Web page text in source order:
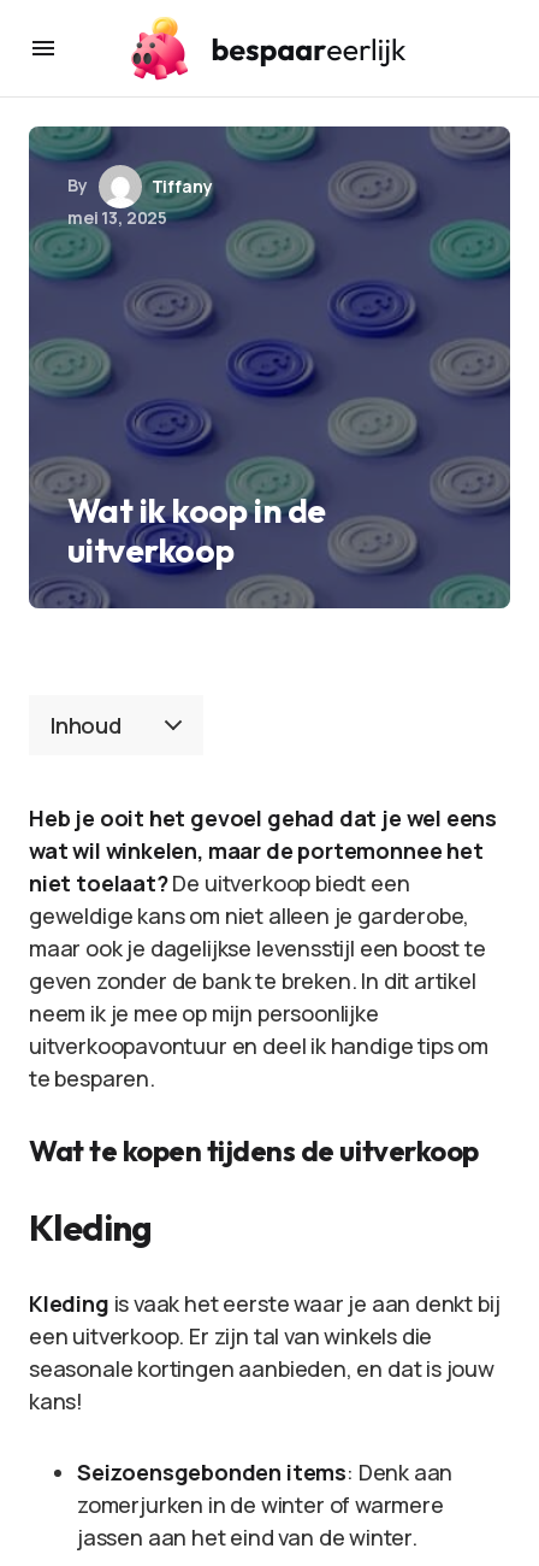
By
Tiffany
mei 13, 2025
Wat ik koop in de
uitverkoop
Inhoud
Heb je ooit het gevoel gehad dat je wel eens
wat wil winkelen, maar de portemonnee het
niet toelaat?De uitverkoop biedt een
geweldige kans om niet alleen je garderobe,
maar ook je dagelijkse levensstijl een boost te
geven zonder de bank te breken. In dit artikel
neem ik je mee op mijn persoonlijke
uitverkoopavontuur en deel ik handige tips om
te besparen.
Wat te kopen tijdens de uitverkoop
Kleding
Kleding is vaak het eerste waar je aan denkt bij
een uitverkoop. Er zijn tal van winkels die
seasonale kortingen aanbieden, en dat is jouw
kans!
Seizoensgebonden items: Denk aan
zomerjurken in de winter of warmere
jassen aan het eind van de winter.